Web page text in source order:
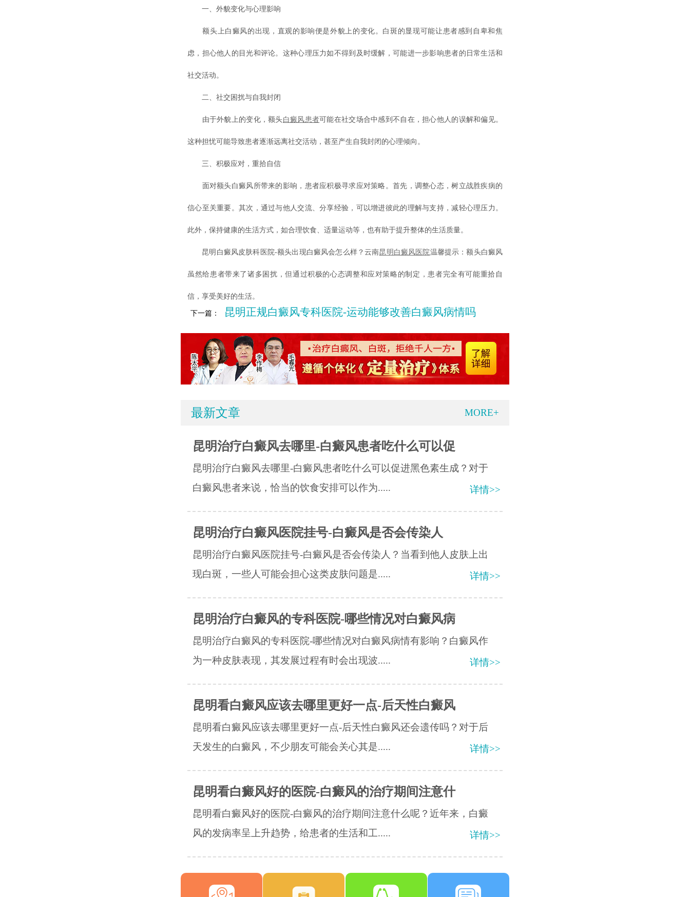
一、外貌变化与心理影响
额头上白癜风的出现，直观的影响便是外貌上的变化。白斑的显现可能让患者感到自卑和焦
虑，担心他人的目光和评论。这种心理压力如不得到及时缓解，可能进一步影响患者的日常生活和
社交活动。
二、社交困扰与自我封闭
由于外貌上的变化，额头白癜风患者可能在社交场合中感到不自在，担心他人的误解和偏见。
这种担忧可能导致患者逐渐远离社交活动，甚至产生自我封闭的心理倾向。
三、积极应对，重拾自信
面对额头白癜风所带来的影响，患者应积极寻求应对策略。首先，调整心态，树立战胜疾病的
信心至关重要。其次，通过与他人交流、分享经验，可以增进彼此的理解与支持，减轻心理压力。
此外，保持健康的生活方式，如合理饮食、适量运动等，也有助于提升整体的生活质量。
昆明白癜风皮肤科医院-额头出现白癜风会怎么样？云南昆明白癜风医院温馨提示：额头白癜风
虽然给患者带来了诸多困扰，但通过积极的心态调整和应对策略的制定，患者完全有可能重拾自
信，享受美好的生活。
下一篇： 昆明正规白癜风专科医院-运动能够改善白癜风病情吗
最新文章 MORE+
昆明治疗白癜风去哪里-白癜风患者吃什么可以促
昆明治疗白癜风去哪里-白癜风患者吃什么可以促进黑色素生成？对于
白癜风患者来说，恰当的饮食安排可以作为.....
详情>>
昆明治疗白癜风医院挂号-白癜风是否会传染人
昆明治疗白癜风医院挂号-白癜风是否会传染人？当看到他人皮肤上出
现白斑，一些人可能会担心这类皮肤问题是.....
详情>>
昆明治疗白癜风的专科医院-哪些情况对白癜风病
昆明治疗白癜风的专科医院-哪些情况对白癜风病情有影响？白癜风作
为一种皮肤表现，其发展过程有时会出现波.....
详情>>
昆明看白癜风应该去哪里更好一点-后天性白癜风
昆明看白癜风应该去哪里更好一点-后天性白癜风还会遗传吗？对于后
天发生的白癜风，不少朋友可能会关心其是.....
详情>>
昆明看白癜风好的医院-白癜风的治疗期间注意什
昆明看白癜风好的医院-白癜风的治疗期间注意什么呢？近年来，白癜
风的发病率呈上升趋势，给患者的生活和工.....
详情>>